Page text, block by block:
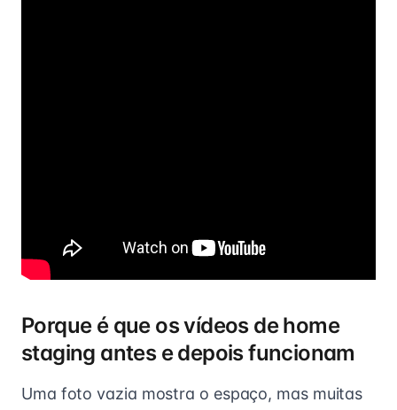
Porque é que os vídeos de home
staging antes e depois funcionam
Uma foto vazia mostra o espaço, mas muitas